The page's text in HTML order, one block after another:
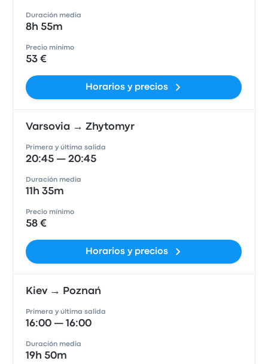
Duración media
8h 55m
Precio mínimo
53 €
Horarios y precios
Varsovia → Zhytomyr
Primera y última salida
20:45 — 20:45
Duración media
11h 35m
Precio mínimo
58 €
Horarios y precios
Kiev → Poznań
Primera y última salida
16:00 — 16:00
Duración media
19h 50m